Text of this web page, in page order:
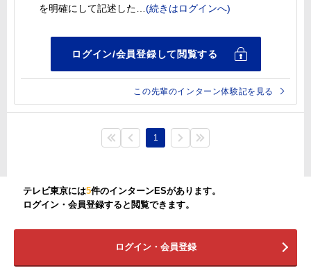
を明確にして記述した
この先輩のインターン体験記を見る
1
テレビ東京には5件のインターンESがあります。
ログイン・会員登録すると閲覧できます。
ログイン・会員登録